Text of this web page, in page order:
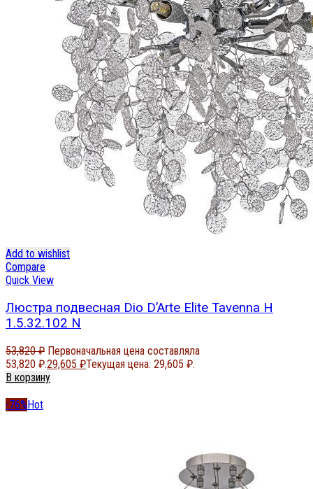
Add to wishlist
Compare
Quick View
Люстра подвесная Dio D’Arte Elite Tavenna H
1.5.32.102 N
53,820₽ Первоначальная цена составляла
53,820 ₽.29,605 ₽Текущая цена: 29,605 ₽.
В корзину
-76%Hot